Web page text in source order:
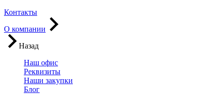
Контакты
О компании
Назад
Наш офис
Реквизиты
Наши закупки
Блог